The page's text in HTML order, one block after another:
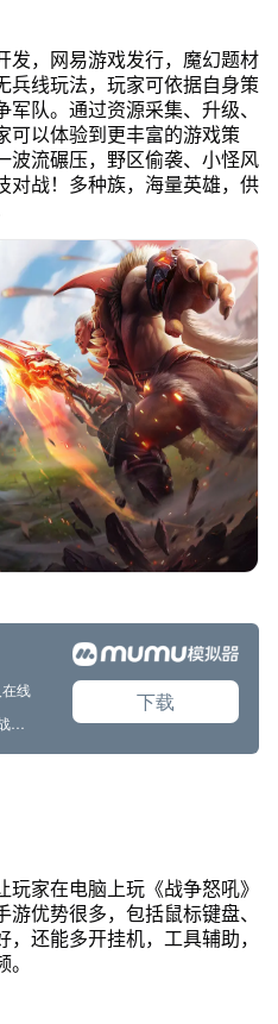
发，网易游戏发行，魔幻题材
兵线玩法，玩家可依据自身策
队。通过资源采集、升级、
可以体验到更丰富的游戏策
波流碾压，野区偷袭、小怪风
战！多种族，海量英雄，供
家在电脑上玩《战争怒吼》
优势很多，包括鼠标键盘、
还能多开挂机，工具辅助，